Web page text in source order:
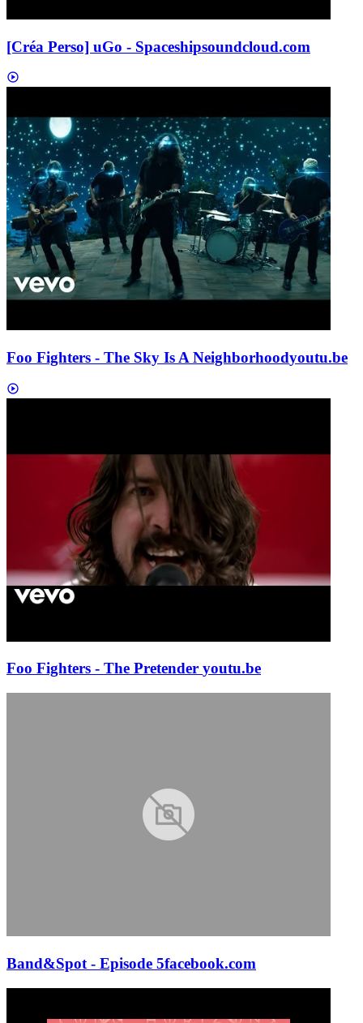
[Créa Perso] uGo - Spaceshipsoundcloud.com
Foo Fighters - The Sky Is A Neighborhoodyoutu.be
Foo Fighters - The Pretender youtu.be
Band&Spot - Episode 5facebook.com